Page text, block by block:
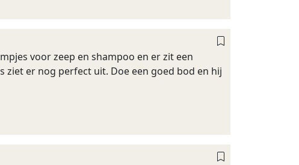
voor zeep en shampoo en er zit een
er nog perfect uit. Doe een goed bod en hij